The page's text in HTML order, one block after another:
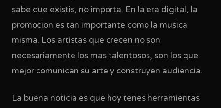
sabe que existis, no importa. En la era digital, la
promocion es tan importante como la musica
misma. Los artistas que crecen no son
necesariamente los mas talentosos, son los que
mejor comunican su arte y construyen audiencia.
La buena noticia es que hoy tenes herramientas